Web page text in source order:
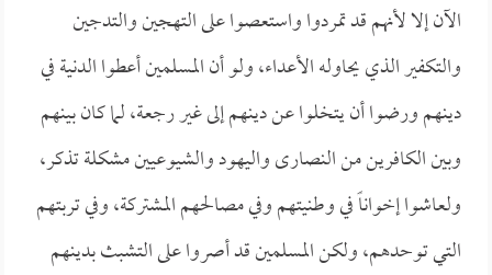
الآن إلا لأنهم قد تمردوا واستعصوا على التهجين والتدجين
والتكفير الذي يحاوله الأعداء، ولو أن المسلمين أعطوا الدنية في
دينهم ورضوا أن يتخلوا عن دينهم إلى غير رجعة، لما كان بينهم
وبين الكافرين من النصارى واليهود والشيوعيين مشكلة تذكر،
ولعاشوا إخواناً في وطنيتهم وفي مصالحهم المشتركة، وفي تربتهم
التي توحدهم، ولكن المسلمين قد أصروا على التشبث بدينهم